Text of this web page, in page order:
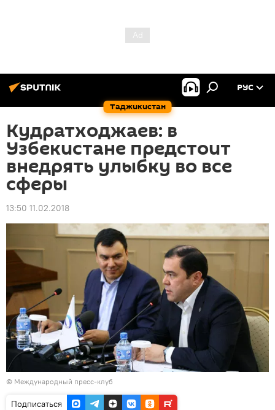
Таджикистан
РУС
Кудратходжаев: в
Узбекистане предстоит
внедрять улыбку во все
сферы
13:50 11.02.2018
© Международный пресс-клуб
Подписаться